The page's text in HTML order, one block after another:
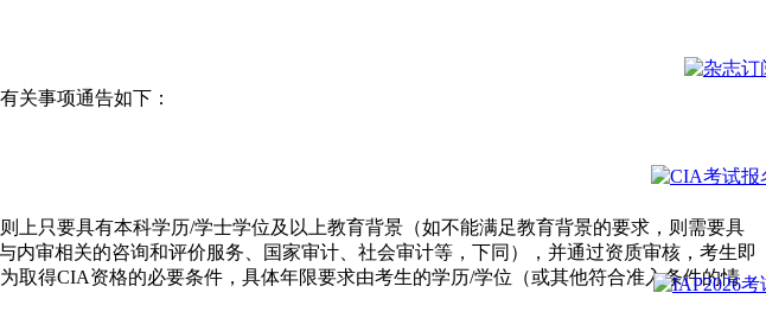
关事项通告如下：
只要具有本科学历/学士学位及以上教育背景（如不能满足教育背景的要求，则需要具
审相关的咨询和评价服务、国家审计、社会审计等，下同），并通过资质审核，考生即
得CIA资格的必要条件，具体年限要求由考生的学历/学位（或其他符合准入条件的情